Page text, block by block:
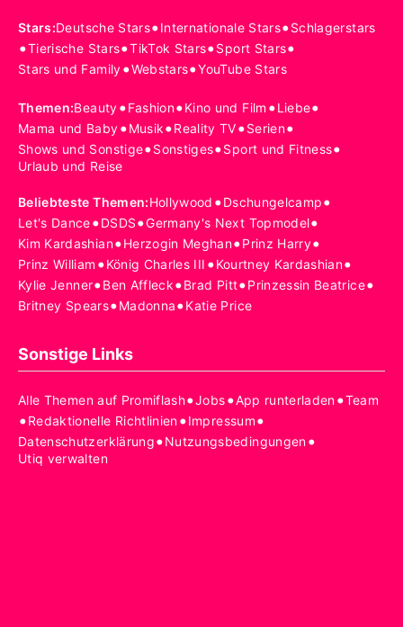
Stars:Deutsche Stars•Internationale Stars•Schlagerstars
•Tierische Stars•TikTok Stars•Sport Stars•
Stars und Family•Webstars•YouTube Stars
Themen:Beauty•Fashion•Kino und Film •Liebe•
Mama und Baby•Musik•Reality TV•Serien•
Shows und Sonstige•Sonstiges•Sport und Fitness•
Urlaub und Reise
Beliebteste Themen:Hollywood •Dschungelcamp•
Let's Dance•DSDS•Germany's Next Topmodel•
Kim Kardashian•Herzogin Meghan•Prinz Harry•
Prinz William •König Charles III •Kourtney Kardashian•
Kylie Jenner•Ben Affleck•Brad Pitt•Prinzessin Beatrice•
Britney Spears•Madonna•Katie Price
Sonstige Links
Alle Themen auf Promiflash•Jobs•App runterladen•Team
•Redaktionelle Richtlinien•Impressum•
Datenschutzerklärung•Nutzungsbedingungen•
Utiq verwalten